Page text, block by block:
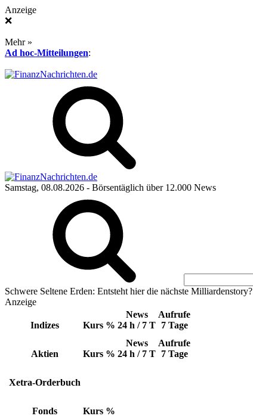
Anzeige
❌
Mehr »
Ad hoc-Mitteilungen:
Samstag, 08.08.2026 - Börsentäglich über 12.000 News
Schwere Seltene Erden: Entsteht hier die nächste Milliardenstory?
Anzeige
Indizes Kurs %
News
24 h / 7 T
Aufrufe
7 Tage
Aktien Kurs %
News
24 h / 7 T
Aufrufe
7 Tage
Xetra-Orderbuch
Fonds Kurs %